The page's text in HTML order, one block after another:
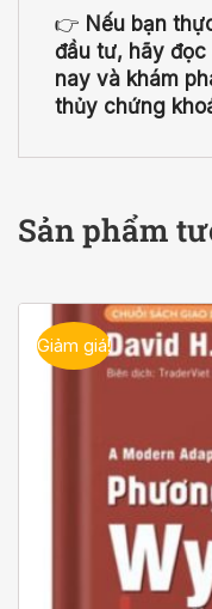
👉 Nếu bạn
đầu tư, hãy
nay và khám
thủy chứng
Sản phẩm
Giảm giá!